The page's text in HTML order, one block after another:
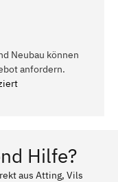
Neubau können
anfordern.
Hilfe?
aus Atting, Vils